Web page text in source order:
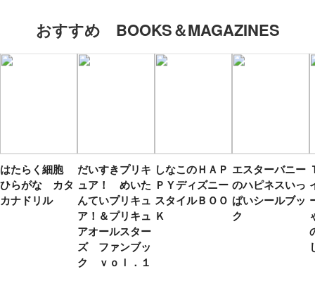
おすすめ BOOKS＆MAGAZINES
はたらく細胞
ひらがな カタ
カナドリル
だいすきプリキ
ュア！ めいた
んていプリキュ
ア！＆プリキュ
アオールスター
ズ ファンブッ
ク ｖｏｌ．１
しなこのＨＡＰ
ＰＹディズニー
スタイルＢＯＯ
Ｋ
エスターバニー
のハピネスいっ
ぱいシールブッ
ク